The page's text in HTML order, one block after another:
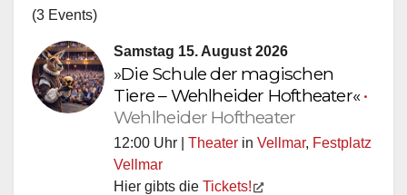
(3 Events)
Samstag 15. August 2026
»Die Schule der magischen
Tiere – Wehlheider Hoftheater«•
Wehlheider Hoftheater
12:00 Uhr | Theater in Vellmar, Festplatz
Vellmar
Hier gibts die Tickets!